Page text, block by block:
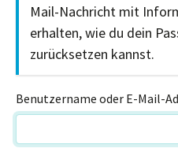
Mail-Nachricht mit
erhalten, wie du dein
zurücksetzen kannst.
Benutzername oder E-Mail-